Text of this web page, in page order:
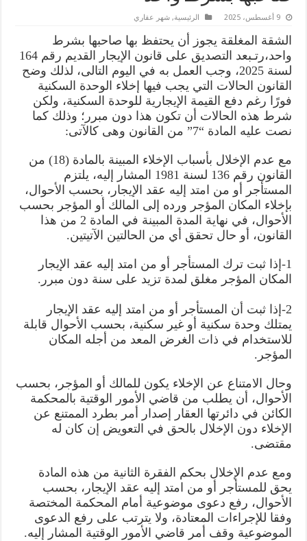
9 أغسطس، 2025 الرئيسية,شهر عقاري
الشقة المغلقة يجوز أن يحتفظ بها صاحبها بشرط
واحد،رتـبعد التصديق على قانون الإيجار القديم رقم 164
لسنة 2025، وجب العمل به في اليوم التالى، لذلك وضح
القانون الحالات التي يجب فيها إخلاء الوحدة السكنية
فورًا رغم دفع القيمة الإيجارية للوحدة السكنية، ولكن
شرط هذه الحالات أن تكون هذا دون مبرر؛ وذلك كما
نصت عليه المادة “7” من القانون وهى كالآتى:
مع عدم الإخلال بأسباب الإخلاء المبينة بالمادة (18) من
القانون رقم 136 لسنة 1981 المشار إليه، يلتزم
المستأجر أو من امتد إليه عقد الإيجار، بحسب الأحوال،
بإخلاء المكان المؤجر ورده إلى المالك أو المؤجر بحسب
الأحوال، في نهاية المدة المبينة في المادة 2 من هذا
القانون، أو حال تحقق أي من الحالتين الآتيتين.
1-إذا ثبت ترك المستأجر أو من امتد إليه عقد الإيجار
المكان المؤجر مغلق لمدة تزيد على سنة دون مبرر.
2-إذا ثبت أن المستأجر أو من امتد إليه عقد الإيجار
يمتلك وحدة سكنية أو غير سكنية، بحسب الأحوال قابلة
للاستخدام في ذات الغرض المعد من أجله المكان
المؤجر.
وحال الامتناع عن الإخلاء يكون للمالك أو المؤجر، بحسب
الأحوال، أن يطلب من قاضي الأمور الوقتية بالمحكمة
الكائن في دائرتها العقار إصدار أمر بطرد الممتنع عن
الإخلاء دون الإخلال بالحق في التعويض إن كان له
مقتضى.
ومع عدم الإخلال بحكم الفقرة الثانية من هذه المادة
يحق للمستأجر أو من امتد إليه عقد الإيجار، بحسب
الأحوال، رفع دعوى موضوعية أمام المحكمة المختصة
وفقا للإجراءات المعتادة، ولا يترتب على رفع الدعوى
الموضوعية وقف أمر قاضي الأمور الوقتية المشار إليه.